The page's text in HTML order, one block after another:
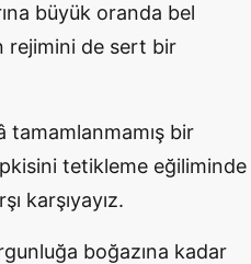
büyük oranda bel
rejimini de sert bir
bir
tetikleme eğiliminde
karşıyayız.
boğazına kadar